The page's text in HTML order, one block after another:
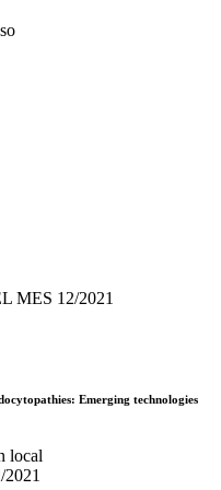
MES 12/2021
Emerging technologies
local